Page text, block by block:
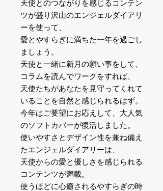
天使とのつながりを感じるコンテン
ツが盛り沢山のエンジェルダイアリ
ーを使って、
愛とやすらぎに満ちた一年を過ごし
ましょう。
天使と一緒に新月の願い事をして、
コラムを読んでワークをすれば、
天使たちがあなたを見守ってくれて
いることを自然と感じられるはず。
今年はご要望にお応えして、大人気
のソフトカバーが復活しました。
使いやすさとデザイン性を兼ね備え
たエンジェルダイアリーは、
天使からの愛と優しさを感じられる
コンテンツが満載。
使うほどに心癒されるやすらぎの時